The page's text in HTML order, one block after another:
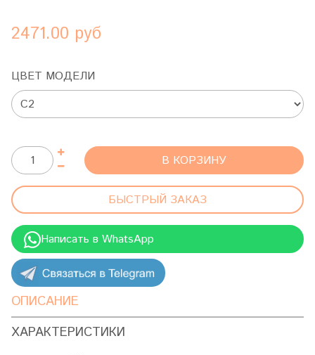
2471.00 руб
ЦВЕТ МОДЕЛИ
В КОРЗИНУ
БЫСТРЫЙ ЗАКАЗ
Написать в WhatsApp
ОПИСАНИЕ
ХАРАКТЕРИСТИКИ